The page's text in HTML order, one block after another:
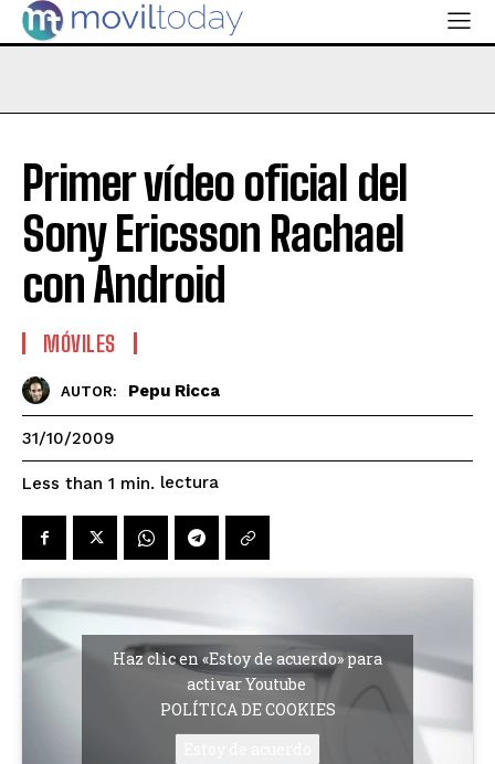
Primer vídeo oficial del
Sony Ericsson Rachael
con Android
MÓVILES
AUTOR: Pepu Ricca
31/10/2009
Less than 1 min. lectura
Haz clic en «Estoy de acuerdo» para
activar Youtube
POLÍTICA DE COOKIES